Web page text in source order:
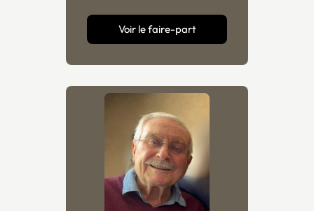
Voir le faire-part